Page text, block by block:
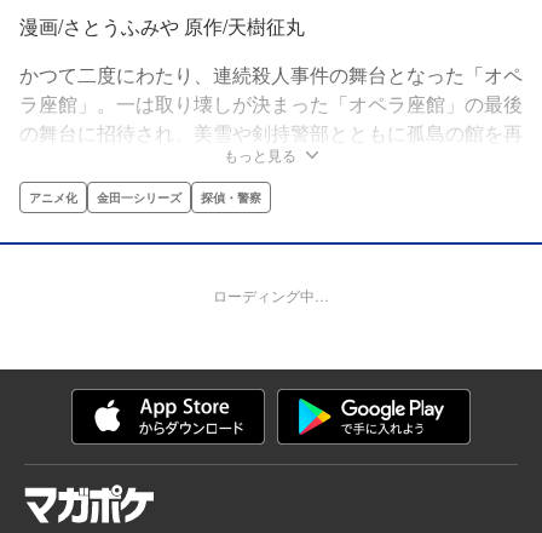
漫画/さとうふみや 原作/天樹征丸
かつて二度にわたり、連続殺人事件の舞台となった「オペ
ラ座館」。一は取り壊しが決まった「オペラ座館」の最後
の舞台に招待され、美雪や剣持警部とともに孤島の館を再
び訪れる。そこで一たちを待っていたのは、「オペラ座の
怪人」ファントムの仕業であるかのような凄惨な殺人事
件！しかし、それは忌まわしき館で起こる惨劇の幕開けに
過ぎなかった。殺人鬼の凶行を止めるべく立ち向かう一だ
もっと見る
アニメ化 金田一シリーズ 探偵・警察
ローディング中…